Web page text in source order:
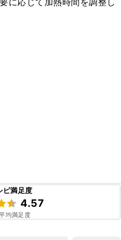
に応じて加熱時間を調整し
ピ満足度
4.57
均満足度